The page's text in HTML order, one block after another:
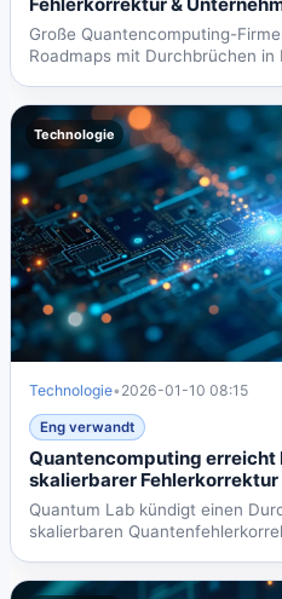
Große Quantencomputing-
Roadmaps mit Durchbrüchen in
Technologie
Technologie• 2026-01-10 08:15
Eng verwandt
Quantencomputing erreicht
skalierbarer Fehlerkorrektur
Quantum Lab kündigt einen
skalierbaren